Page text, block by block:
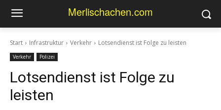
Merlischachen.com
Start Infrastruktur Verkehr Lotsendienst ist Folge zu leisten
Verkehr Polizei
Lotsendienst ist Folge zu
leisten